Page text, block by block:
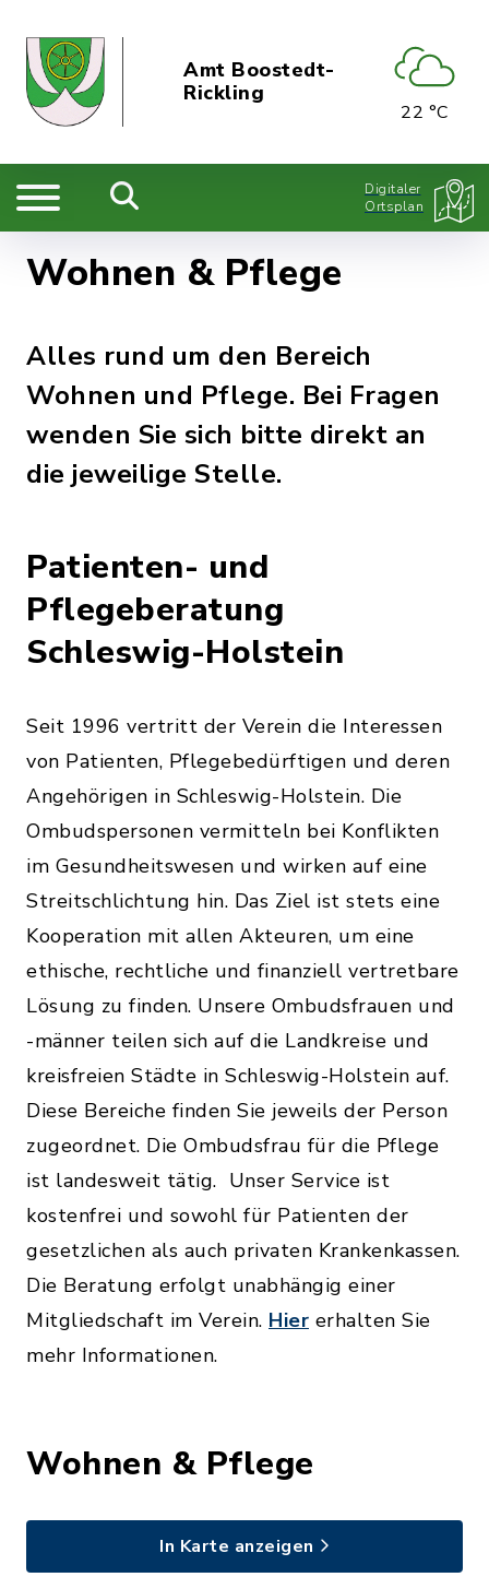
Amt Boostedt-
Rickling
22 °C
Digitaler
Ortsplan
Wohnen & Pflege
Alles rund um den Bereich
Wohnen und Pflege. Bei Fragen
wenden Sie sich bitte direkt an
die jeweilige Stelle.
Patienten- und
Pflegeberatung
Schleswig-Holstein
Seit 1996 vertritt der Verein die Interessen
von Patienten, Pflegebedürftigen und deren
Angehörigen in Schleswig-Holstein. Die
Ombudspersonen vermitteln bei Konflikten
im Gesundheitswesen und wirken auf eine
Streitschlichtung hin. Das Ziel ist stets eine
Kooperation mit allen Akteuren, um eine
ethische, rechtliche und finanziell vertretbare
Lösung zu finden. Unsere Ombudsfrauen und
-männer teilen sich auf die Landkreise und
kreisfreien Städte in Schleswig-Holstein auf.
Diese Bereiche finden Sie jeweils der Person
zugeordnet. Die Ombudsfrau für die Pflege
ist landesweit tätig. Unser Service ist
kostenfrei und sowohl für Patienten der
gesetzlichen als auch privaten Krankenkassen.
Die Beratung erfolgt unabhängig einer
Mitgliedschaft im Verein. Hier erhalten Sie
mehr Informationen.
Wohnen & Pflege
In Karte anzeigen